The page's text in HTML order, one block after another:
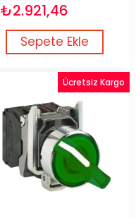
₺2.921,46
Sepete Ekle
Ücretsiz Kargo